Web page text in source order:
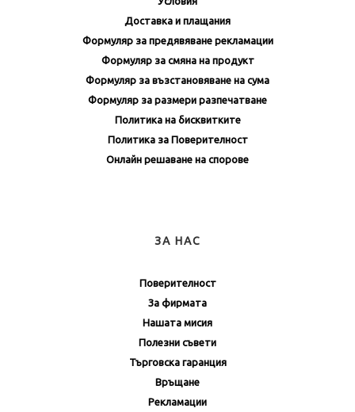
Доставка и плащания
Формуляр за предявяване рекламации
Формуляр за смяна на продукт
Формуляр за възстановяване на сума
Формуляр за размери разпечатване
Политика на бисквитките
Политика за Поверителност
Онлайн решаване на спорове
ЗА НАС
Поверителност
За фирмата
Нашата мисия
Полезни съвети
Търговска гаранция
Връщане
Рекламации